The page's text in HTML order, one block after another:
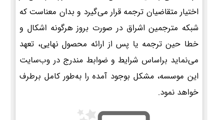
اختیار متقاضیان ترجمه قرار می‌گیرد و بدان معناست که
شبکه مترجمین اشراق در صورت بروز هرگونه اشکال و
خطا حین ترجمه یا پس از ارائه محصول نهایی، تعهد
می‌نماید براساس شرایط و ضوابط مندرج در وب‌سایت
این موسسه، مشکل بوجود آمده را به‌طور کامل برطرف
خواهد نمود.